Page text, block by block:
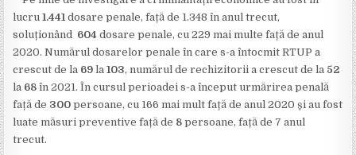
lucru1.441 dosare penale, față de 1.348 în anul trecut,
soluționând 604 dosare penale, cu 229 mai multe față de anul
2020. Numărul dosarelor penale în care s-a întocmit RTUP a
crescut de la 69la103, numărul de rechizitorii a crescut de la 52
la 68 în 2021. În cursul perioadei s-a început urmărirea penală
față de 300 persoane, cu 166 mai mult față de anul 2020 și au fost
luate măsuri preventive față de 8 persoane, față de 7 anul
trecut.